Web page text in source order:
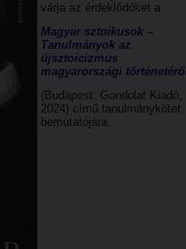
várja az érdeklődőket a
Magyar sztoikusok –
Tanulmányok az
újsztoicizmus
magyarországi
(Budapest: Gondolat Kiadó,
2024) című tanulmánykötet
bemutatójára.